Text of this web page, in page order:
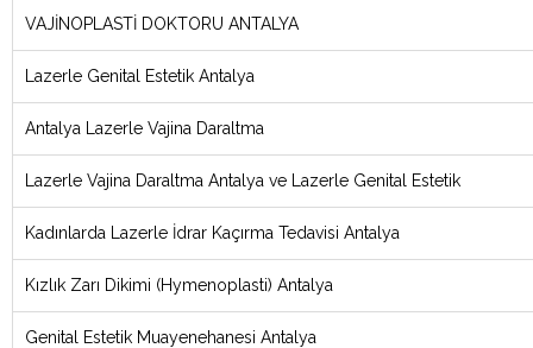
VAJİNOPLASTİ DOKTORU ANTALYA
Lazerle Genital Estetik Antalya
Antalya Lazerle Vajina Daraltma
Lazerle Vajina Daraltma Antalya ve Lazerle Genital Estetik
Kadınlarda Lazerle İdrar Kaçırma Tedavisi Antalya
Kızlık Zarı Dikimi (Hymenoplasti) Antalya
Genital Estetik Muayenehanesi Antalya